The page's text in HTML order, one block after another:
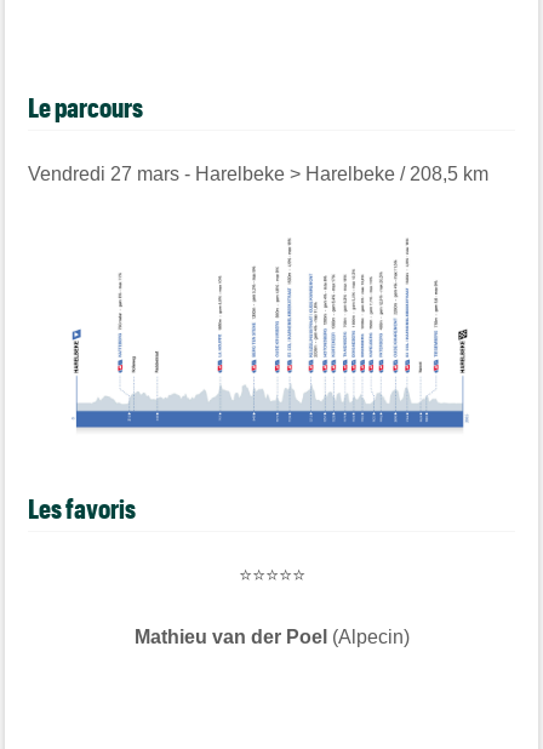
Le parcours
Vendredi 27 mars - Harelbeke > Harelbeke / 208,5 km
Les favoris
⭐⭐⭐⭐⭐
Mathieu van der Poel (Alpecin)